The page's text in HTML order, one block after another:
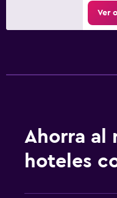
Ver
Ahorra al
hoteles